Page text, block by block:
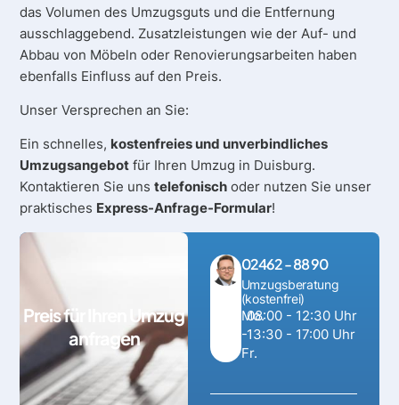
das Volumen des Umzugsguts und die Entfernung
ausschlaggebend. Zusatzleistungen wie der Auf- und
Abbau von Möbeln oder Renovierungsarbeiten haben
ebenfalls Einfluss auf den Preis.
Unser Versprechen an Sie:
Ein schnelles, kostenfreies und unverbindliches
Umzugsangebot für Ihren Umzug in Duisburg.
Kontaktieren Sie unstelefonisch oder nutzen Sie unser
praktisches Express-Anfrage-Formular!
Preis für Ihren Umzug
anfragen
02462 - 88 90
Umzugsberatung
(kostenfrei)
Mo.
-
Fr.
08:00 - 12:30 Uhr
13:30 - 17:00 Uhr